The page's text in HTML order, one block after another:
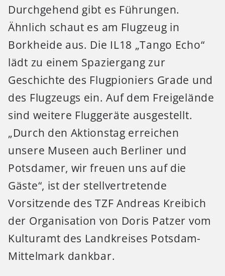
Durchgehend gibt es Führungen.
Ähnlich schaut es am Flugzeug in
Borkheide aus. Die IL18 „Tango Echo“
lädt zu einem Spaziergang zur
Geschichte des Flugpioniers Grade und
des Flugzeugs ein. Auf dem Freigelände
sind weitere Fluggeräte ausgestellt.
„Durch den Aktionstag erreichen
unsere Museen auch Berliner und
Potsdamer, wir freuen uns auf die
Gäste“, ist der stellvertretende
Vorsitzende des TZF Andreas Kreibich
der Organisation von Doris Patzer vom
Kulturamt des Landkreises Potsdam-
Mittelmark dankbar.